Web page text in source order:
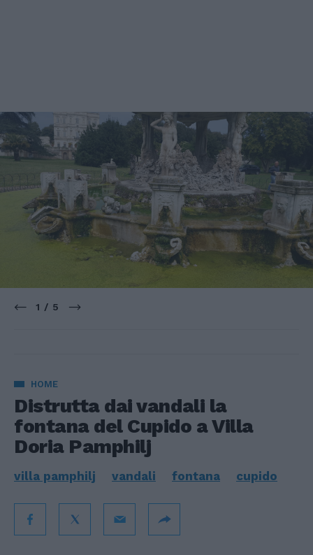
1 / 5
HOME
Distrutta dai vandali la
fontana del Cupido a Villa
Doria Pamphilj
villa pamphilj vandali fontana cupido